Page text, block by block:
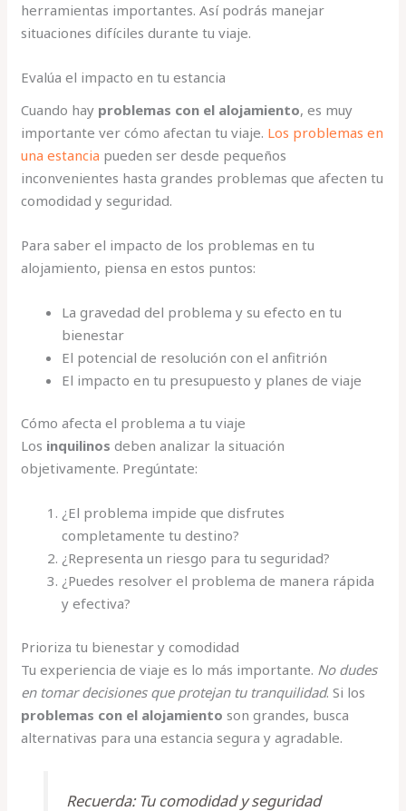
herramientas importantes. Así podrás manejar
situaciones difíciles durante tu viaje.
Evalúa el impacto en tu estancia
Cuando hay problemas con el alojamiento, es muy
importante ver cómo afectan tu viaje. Los problemas en
una estancia pueden ser desde pequeños
inconvenientes hasta grandes problemas que afecten tu
comodidad y seguridad.
Para saber el impacto de los problemas en tu
alojamiento, piensa en estos puntos:
La gravedad del problema y su efecto en tu
bienestar
El potencial de resolución con el anfitrión
El impacto en tu presupuesto y planes de viaje
Cómo afecta el problema a tu viaje
Los inquilinos deben analizar la situación
objetivamente. Pregúntate:
¿El problema impide que disfrutes
completamente tu destino?
¿Representa un riesgo para tu seguridad?
¿Puedes resolver el problema de manera rápida
y efectiva?
Prioriza tu bienestar y comodidad
Tu experiencia de viaje es lo más importante. No dudes
en tomar decisiones que protejan tu tranquilidad. Si los
problemas con el alojamiento son grandes, busca
alternativas para una estancia segura y agradable.
Recuerda: Tu comodidad y seguridad